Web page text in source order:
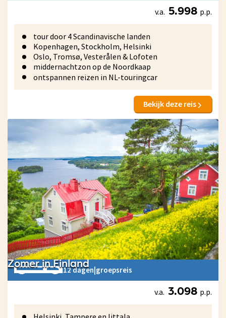
v.a. 5.998 p.p.
tour door 4 Scandinavische landen
Kopenhagen, Stockholm, Helsinki
Oslo, Tromsø, Vesterålen & Lofoten
middernachtzon op de Noordkaap
ontspannen reizen in NL-touringcar
Bekijk deze reis
Zomer in Finland
12 dagen|groepsreis
v.a. 3.098 p.p.